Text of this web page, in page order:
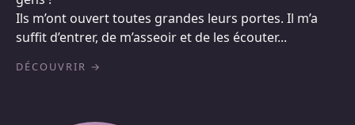
Ils m’ont ouvert toutes grandes leurs portes. Il m’a
suffit d’entrer, de m’asseoir et de les écouter...
DÉCOUVRIR